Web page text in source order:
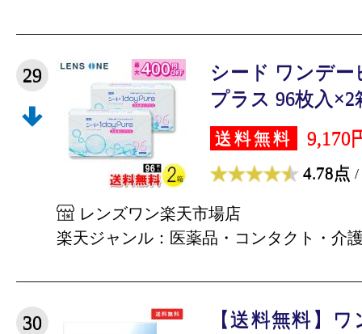
29
シード ワンデ
プラス 96枚入×2
送料無料 9,170
4.78点 /
レンズワン楽天市場店
楽天ジャンル：医薬品・コンタクト・介
30
【送料無料】